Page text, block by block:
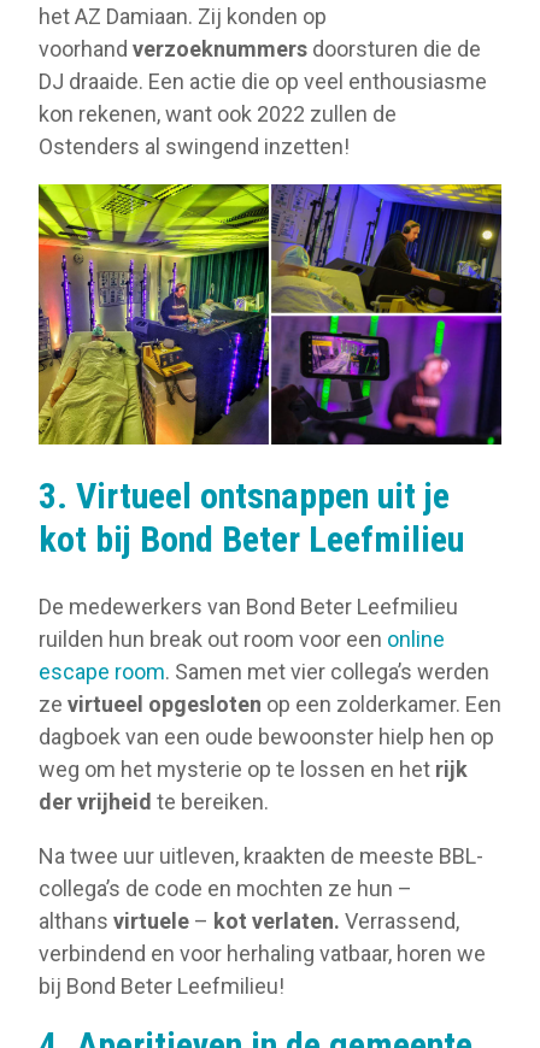
het AZ Damiaan. Zij konden op
voorhand verzoeknummers doorsturen die de
DJ draaide. Een actie die op veel enthousiasme
kon rekenen, want ook 2022 zullen de
Ostenders al swingend inzetten!
3. Virtueel ontsnappen uit je
kot bij Bond Beter Leefmilieu
De medewerkers van Bond Beter Leefmilieu
ruilden hun break out room voor een online
escape room. Samen met vier collega’s werden
ze virtueel opgesloten op een zolderkamer. Een
dagboek van een oude bewoonster hielp hen op
weg om het mysterie op te lossen en het rijk
der vrijheid te bereiken.
Na twee uur uitleven, kraakten de meeste BBL-
collega’s de code en mochten ze hun –
althans virtuele – kot verlaten. Verrassend,
verbindend en voor herhaling vatbaar, horen we
bij Bond Beter Leefmilieu!